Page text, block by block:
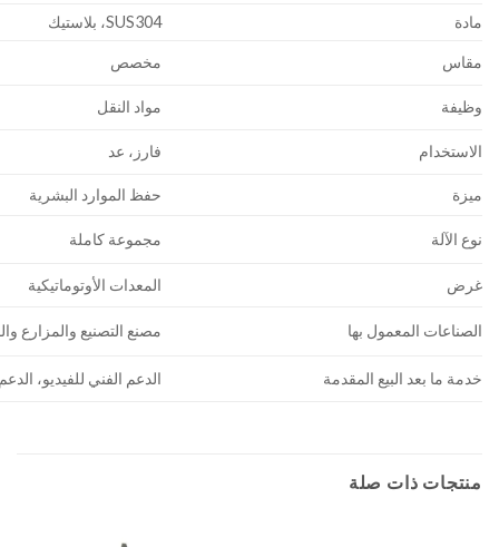
مادة SUS304، بلاستيك
مقاس مخصص
وظيفة مواد النقل
الاستخدام فارز، عد
ميزة حفظ الموارد البشرية
نوع الآلة مجموعة كاملة
غرض المعدات الأوتوماتيكية
الصناعات المعمول بها مصنع التصنيع والمزارع
خدمة ما بعد البيع المقدمة الدعم الفني للفيديو،
منتجات ذات صلة